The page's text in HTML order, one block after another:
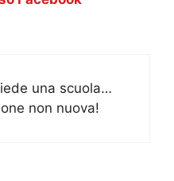
una scuola…
non nuova!